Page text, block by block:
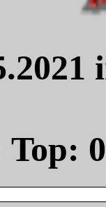
Top: 0